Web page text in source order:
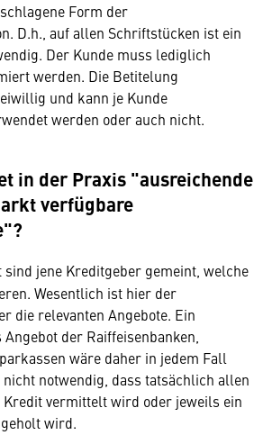
Form der
D.h., auf allen Schriftstücken ist ein
Der Kunde muss lediglich
werden. Die Betitelung
und kann je Kunde
werden oder auch nicht.
in der Praxis "ausreichende
verfügbare
jene Kreditgeber gemeint, welche
Wesentlich ist hier der
die relevanten Angebote. Ein
der Raiffeisenbanken,
wäre daher in jedem Fall
notwendig, dass tatsächlich allen
vermittelt wird oder jeweils ein
wird.